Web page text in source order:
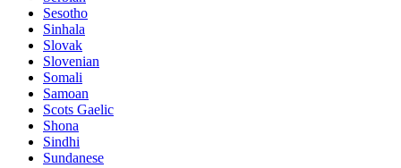
Sesotho
Sinhala
Slovak
Slovenian
Somali
Samoan
Scots Gaelic
Shona
Sindhi
Sundanese